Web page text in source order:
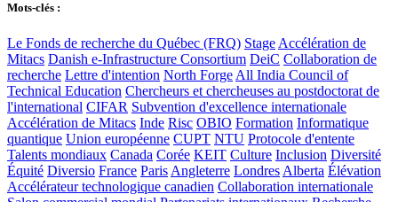
Mots-clés :
Le Fonds de recherche du Québec (FRQ) Stage Accélération de
Mitacs Danish e-Infrastructure Consortium DeiC Collaboration de
recherche Lettre d'intention North Forge All India Council of
Technical Education Chercheurs et chercheuses au postdoctorat de
l'international CIFAR Subvention d'excellence internationale
Accélération de Mitacs Inde Risc OBIO Formation Informatique
quantique Union européenne CUPT NTU Protocole d'entente
Talents mondiaux Canada Corée KEIT Culture Inclusion Diversité
Équité Diversio France Paris Angleterre Londres Alberta Élévation
Accélérateur technologique canadien Collaboration internationale